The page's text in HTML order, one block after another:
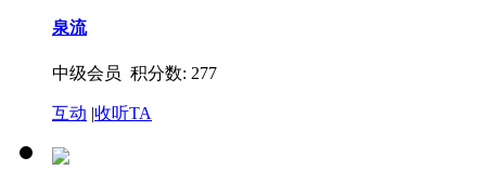
泉流
中级会员 积分数: 277
互动 |收听TA